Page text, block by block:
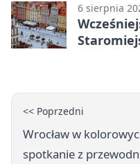
6 sierpnia
<< Poprzedni
Wrocław w
spotkanie z